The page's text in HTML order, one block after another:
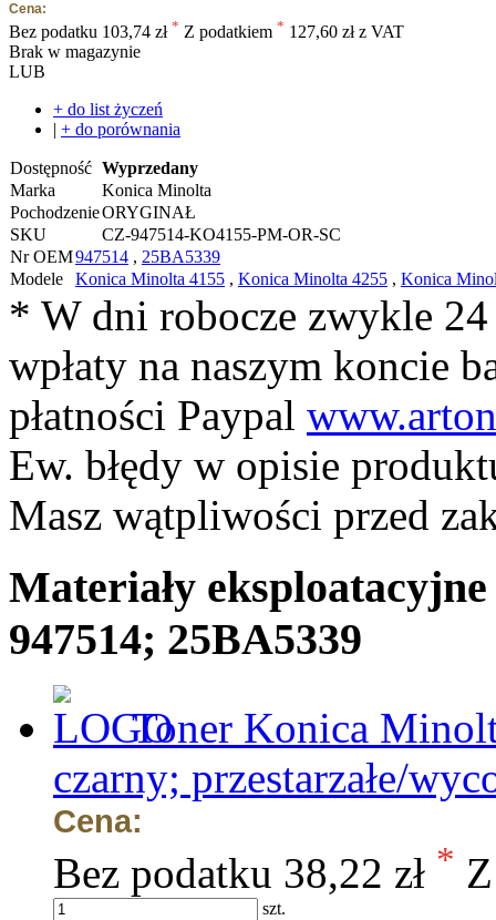
Cena:
Bez podatku 103,74 zł * Z podatkiem * 127,60 zł z VAT
Brak w magazynie
LUB
+ do list życzeń
| + do porównania
Dostępność Wyprzedany
Marka
Konica Minolta
PochodzenieORYGINAŁ
SKU
CZ-947514-KO4155-PM-OR-SC
Nr OEM947514 , 25BA5339
Modele
Konica Minolta 4155 , Konica Minolta 4255 , Konica
* W dni robocze zwykle
wpłaty na naszym koncie
płatności Paypal
Ew. błędy w opisie
Masz wątpliwości przed
Materiały
947514; 25BA5339
Toner Konica
czarny; przestarzałe/
Cena:
Bez podatku 38,22 zł *
szt.